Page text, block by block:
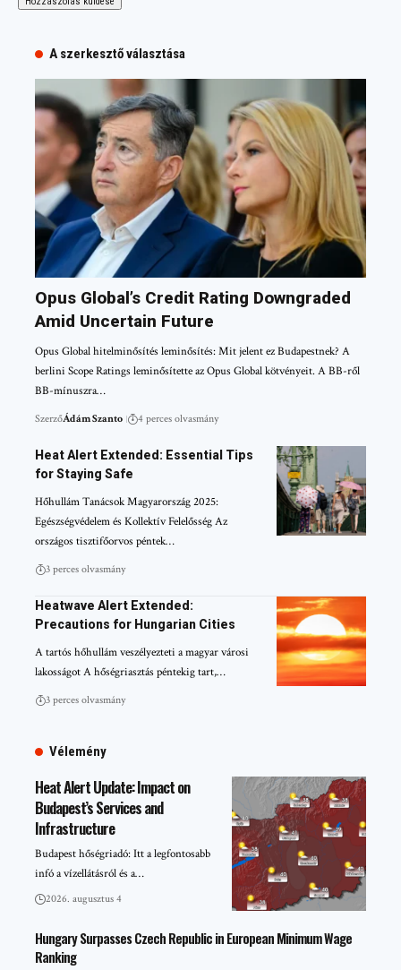
A szerkesztő választása
Opus Global’s Credit Rating Downgraded
Amid Uncertain Future
Opus Global hitelminősítés leminősítés: Mit jelent ez Budapestnek? A
berlini Scope Ratings leminősítette az Opus Global kötvényeit. A BB-ről
BB-mínuszra…
SzerzőÁdám Szanto 4 perces olvasmány
Heat Alert Extended: Essential Tips
for Staying Safe
Hőhullám Tanácsok Magyarország 2025:
Egészségvédelem és Kollektív Felelősség Az
országos tisztifőorvos péntek…
3 perces olvasmány
Heatwave Alert Extended:
Precautions for Hungarian Cities
A tartós hőhullám veszélyezteti a magyar városi
lakosságot A hőségriasztás péntekig tart,…
3 perces olvasmány
Vélemény
Heat Alert Update: Impact on
Budapest’s Services and
Infrastructure
Budapest hőségriadó: Itt a legfontosabb
infó a vízellátásról és a…
2026. augusztus 4
Hungary Surpasses Czech Republic in European Minimum Wage
Ranking